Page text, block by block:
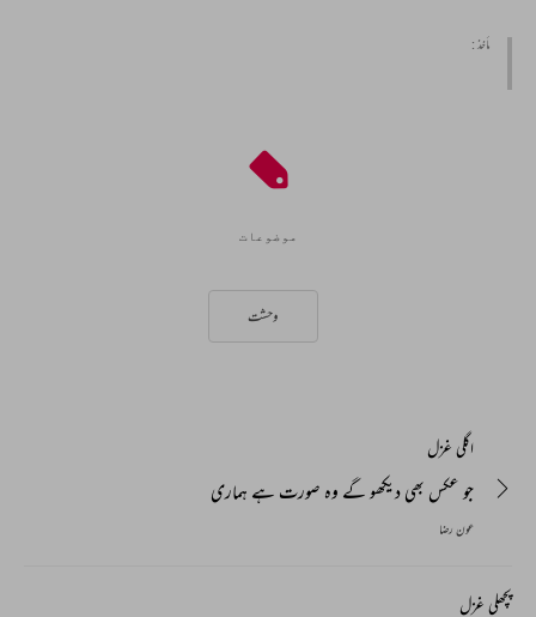
مأخذ :
موضوعات
وحشت
اگلی غزل
جو عکس بھی دیکھو گے وہ صورت ہے ہماری
عون رضا
پچھلی غزل